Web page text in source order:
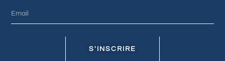
S'INSCRIRE